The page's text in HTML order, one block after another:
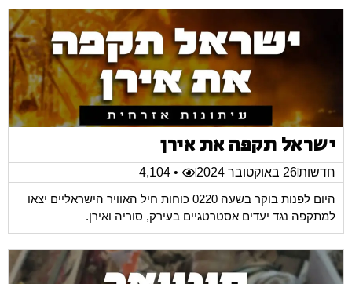
ישראל תקפה את אירן
חדשות26 באוקטובר 2024
• 4,104
היום לפנות בוקר בשעה 0220 כוחות חיל האוויר הישראליים יצאו
למתקפה נגד יעדים אסטרטגיים בעירק, סוריה ואירן.